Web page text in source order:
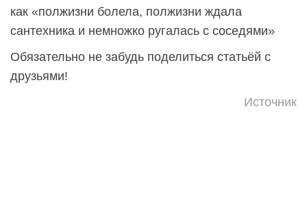
как «полжизни болела, полжизни ждала
сантехника и немножко ругалась с соседями»
Обязательно не забудь поделиться статьёй с
друзьями!
Источник